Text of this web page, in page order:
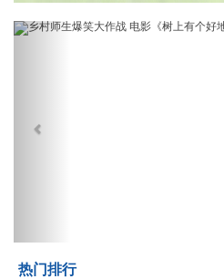
Previous
热门排行